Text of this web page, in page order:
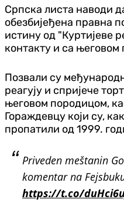
Српска листа наводи
обезбијеђена правна
истину од "Куртијеве
контакту и са
Позвали су
реагују и спријече
његовом породицом,
Гораждевцу који су,
пропатили од 1999.
Priveden meštanin
komentar na
https://t.co/